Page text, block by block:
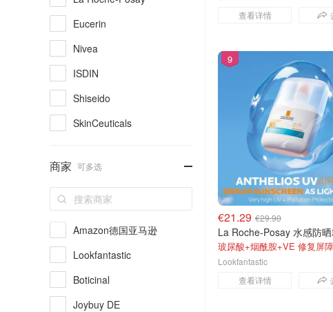
Eucerin
Nivea
ISDIN
Shiseido
SkinCeuticals
Caudalie
Biore
商家 可多选
Amazon德国亚马逊
Lookfantastic
Boticinal
Joybuy DE
查看详情
9
€21.29 €29.90
La Roche-Posay 水感防
玻尿酸+烟酰胺+VE 修复屏障
查看详情
Lookfantastic